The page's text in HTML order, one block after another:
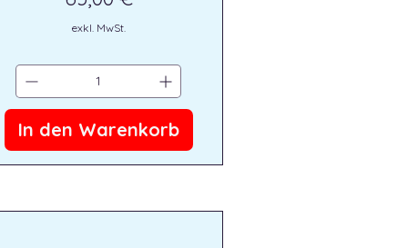
exkl. MwSt.
In den Warenkorb